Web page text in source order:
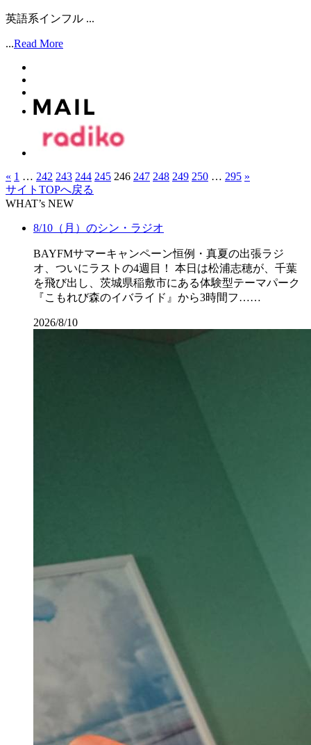
英語系インフル ...
...Read More
« 1 … 242 243 244 245 246 247 248 249 250 … 295 »
サイトTOPへ戻る
WHAT’s NEW
8/10（月）のシン・ラジオ
BAYFMサマーキャンペーン恒例・真夏の出張ラジ
オ、ついにラストの4週目！ 本日は松浦志穂が、千葉
を飛び出し、茨城県稲敷市にある体験型テーマパーク
『こもれび森のイバライド』から3時間フ……
2026/8/10